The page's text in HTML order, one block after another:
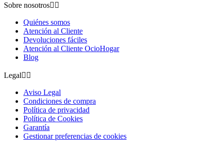
Sobre nosotros 
Quiénes somos
Atención al Cliente
Devoluciones fáciles
Atención al Cliente OcioHogar
Blog
Legal 
Aviso Legal
Condiciones de compra
Política de privacidad
Política de Cookies
Garantía
Gestionar preferencias de cookies